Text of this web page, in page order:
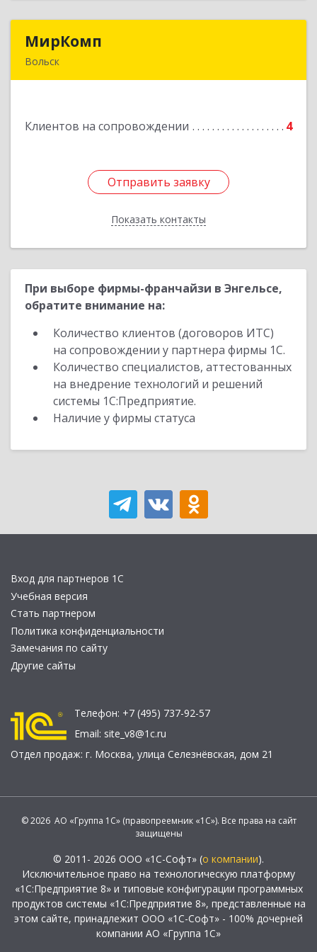
МирКомп
Вольск
Клиентов на сопровождении 4
Отправить заявку
Показать контакты
Подробнее
Отправить заявку
Назад
При выборе фирмы-франчайзи в Энгельсе,
обратите внимание на:
Количество клиентов (договоров ИТС)
на сопровождении у партнера фирмы 1С.
Количество специалистов, аттестованных
на внедрение технологий и решений
системы 1С:Предприятие.
Наличие у фирмы статуса
Вход для партнеров 1С
Учебная версия
Стать партнером
Политика конфиденциальности
Замечания по сайту
Другие сайты
Телефон: +7 (495) 737-92-57
Email: site_v8@1c.ru
Отдел продаж: г. Москва, улица Селезнёвская, дом 21
© 2026 АО «Группа 1С» (правопреемник «1С»). Все права на сайт
защищены
© 2011- 2026 ООО «1С-Софт» (о компании).
Исключительное право на технологическую платформу
«1С:Предприятие 8» и типовые конфигурации программных
продуктов системы «1С:Предприятие 8», представленные на
этом сайте, принадлежит ООО «1С-Софт» - 100% дочерней
компании АО «Группа 1С»